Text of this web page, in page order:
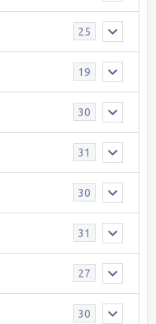
25
19
30
31
30
31
27
30